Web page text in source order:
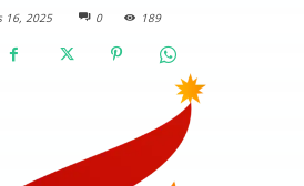
16, 2025 0 189